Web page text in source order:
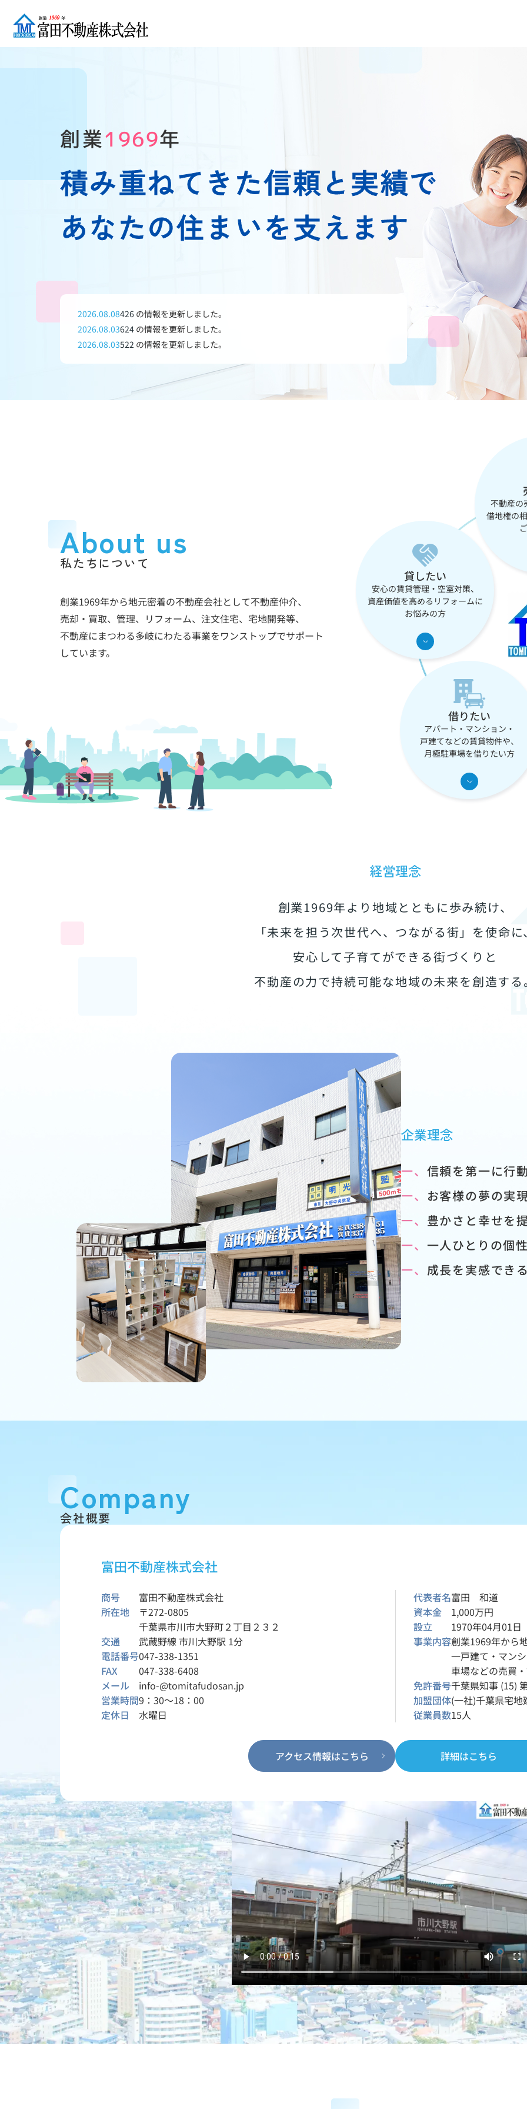
創業1969年
積み重ねてきた信頼と実績で
あなたの住まいを支えます
2026.08.08426 の情報を更新しました。
2026.08.03624 の情報を更新しました。
2026.08.03522 の情報を更新しました。
About us
私たちについて
創業1969年から地元密着の不動産会社として不動産仲介、
売却・買取、管理、リフォーム、注文住宅、宅地開発等、
不動産にまつわる多岐にわたる事業をワンストップでサポート
しています。
不動産の
借地権の
借りたい
アパート・マンション・
戸建てなどの賃貸物件や、
月極駐車場を借りたい方
貸したい
安心の賃貸管理・空室対策、
資産価値を高めるリフォームに
お悩みの方
経営理念
創業1969年より地域とともに歩み続け、
「未来を担う次世代へ、つながる街」を使命に
安心して子育てができる街づくりと
不動産の力で持続可能な地域の未来を創造する
企業理念
一、 信頼を第一に行
一、 お客様の夢の実
一、 豊かさと幸せを
一、 一人ひとりの個
一、 成長を実感でき
Company
会社概要
富田不動産株式会社
商号
富田不動産株式会社
所在地
〒272-0805
千葉県市川市大野町２丁目２３２
交通
武蔵野線 市川大野駅 1分
電話番号047-338-1351
FAX
047-338-6408
メール
info-@tomitafudosan.jp
営業時間9：30～18：00
定休日
水曜日
代表者名富田 和道
資本金
1,000万円
設立
1970年04月01日
事業内容創業1969年から
一戸建て・マン
車場などの売買
免許番号千葉県知事 (15)
加盟団体(一社)千葉県宅
従業員数15人
アクセス情報はこちら 詳細はこちら